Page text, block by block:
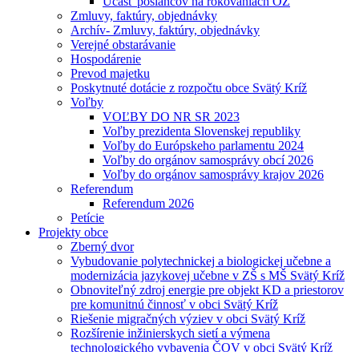
Zmluvy, faktúry, objednávky
Archív- Zmluvy, faktúry, objednávky
Verejné obstarávanie
Hospodárenie
Prevod majetku
Poskytnuté dotácie z rozpočtu obce Svätý Kríž
Voľby
VOĽBY DO NR SR 2023
Voľby prezidenta Slovenskej republiky
Voľby do Európskeho parlamentu 2024
Voľby do orgánov samosprávy obcí 2026
Voľby do orgánov samosprávy krajov 2026
Referendum
Referendum 2026
Petície
Projekty obce
Zberný dvor
Vybudovanie polytechnickej a biologickej učebne a
modernizácia jazykovej učebne v ZŠ s MŠ Svätý Kríž
Obnoviteľný zdroj energie pre objekt KD a priestorov
pre komunitnú činnosť v obci Svätý Kríž
Riešenie migračných výziev v obci Svätý Kríž
Rozšírenie inžinierskych sietí a výmena
technologického vybavenia ČOV v obci Svätý Kríž